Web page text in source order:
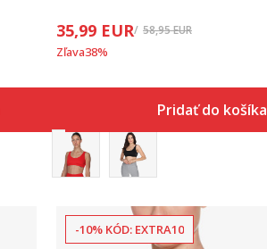
35,99 EUR 58,95EUR
Zľava38%
Pridať do košíka
-10% KÓD: EXTRA10